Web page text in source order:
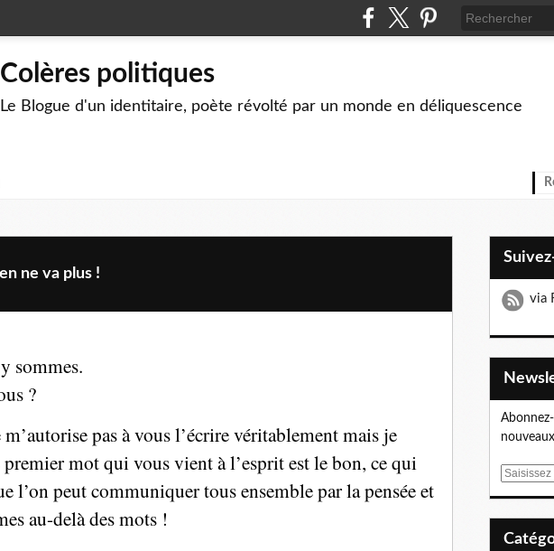
Colères politiques
Le Blogue d'un identitaire, poète révolté par un monde en déliquescence
ne va plus !
sommes.
?
pas à vous l’écrire véritablement mais je
premier mot qui vous vient à l’esprit est le bon, ce qui
l’on peut communiquer tous ensemble par la pensée et
au-delà des mots !
via
E